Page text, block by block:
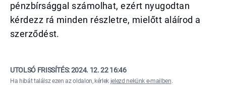
pénzbírsággal számolhat, ezért nyugodtan
kérdezz rá minden részletre, mielőtt aláírod a
szerződést.
UTOLSÓ FRISSÍTÉS:2024. 12. 22 16:46
Ha hibát találsz ezen az oldalon, kérlek jelezd nekünk e-mailben.